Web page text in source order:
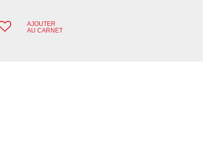
AJOUTER
AU CARNET